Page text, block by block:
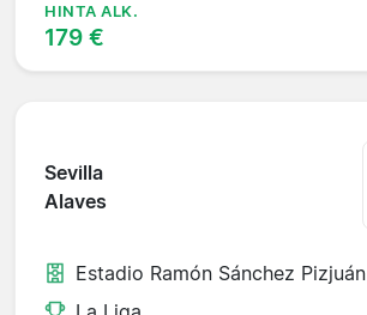
HINTA ALK.
179 €
Sevilla
Alaves
Estadio Ramón Sánchez Pizjuán